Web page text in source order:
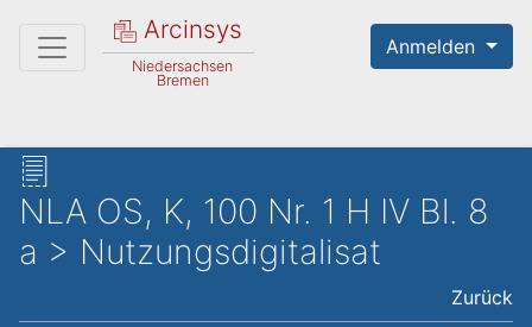
Arcinsys
Niedersachsen
Bremen
Anmelden
NLA OS, K, 100 Nr. 1 H IV Bl. 8
a > Nutzungsdigitalisat
Zurück